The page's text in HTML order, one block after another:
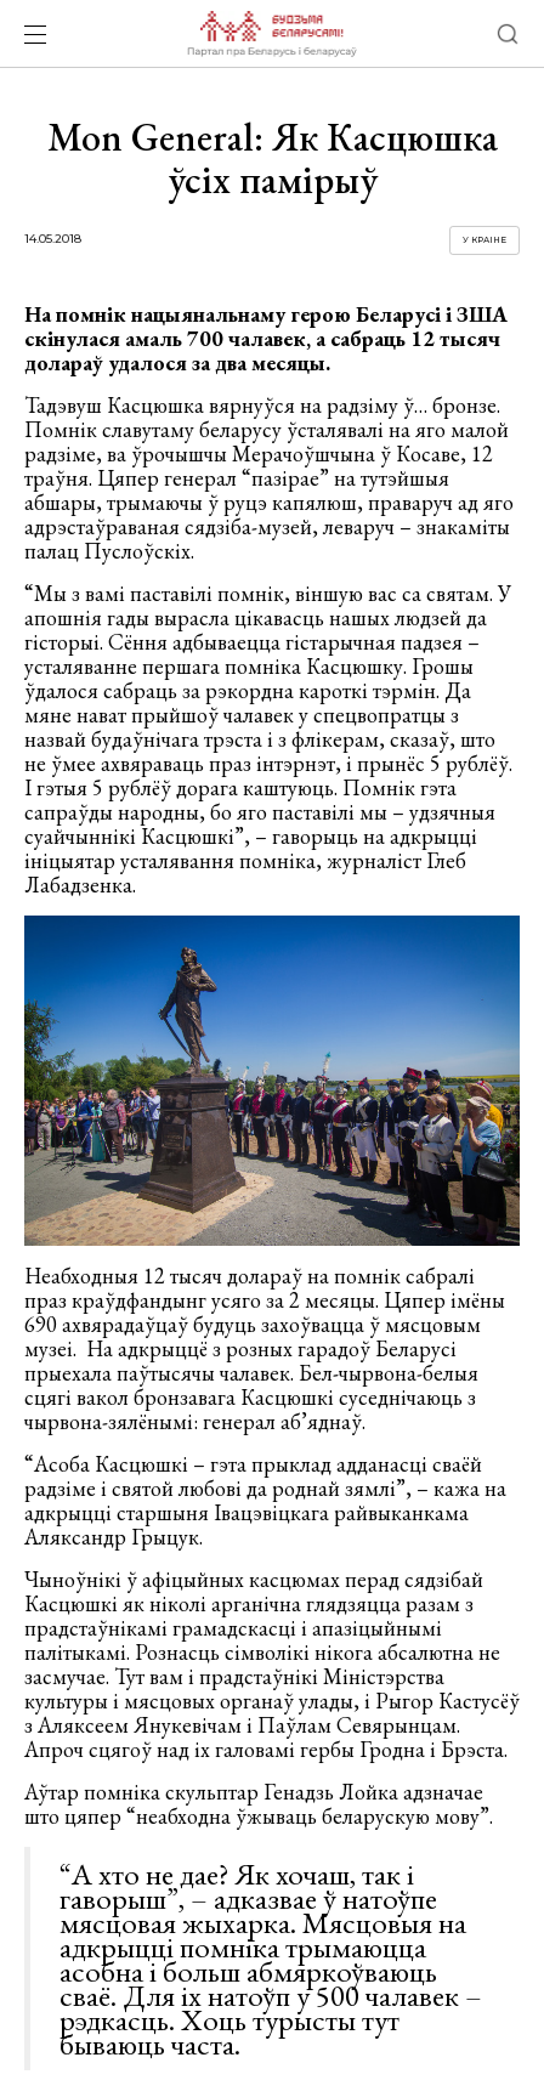
Mon General: Як Касцюшка
ўсіх памірыў
14.05.2018 У КРАІНЕ
На помнік нацыянальнаму герою Беларусі і ЗША
скінулася амаль 700 чалавек, а сабраць 12 тысяч
долараў удалося за два месяцы.
Тадэвуш Касцюшка вярнуўся на радзіму ў… бронзе.
Помнік славутаму беларусу ўсталявалі на яго малой
радзіме, ва ўрочышчы Мерачоўшчына ў Косаве, 12
траўня. Цяпер генерал “пазірае” на тутэйшыя
абшары, трымаючы ў руцэ капялюш, праваруч ад яго
адрэстаўраваная сядзіба-музей, леваруч – знакаміты
палац Пуслоўскіх.
“Мы з вамі паставілі помнік, віншую вас са святам. У
апошнія гады вырасла цікавасць нашых людзей да
гісторыі. Сёння адбываецца гістарычная падзея –
усталяванне першага помніка Касцюшку. Грошы
ўдалося сабраць за рэкордна кароткі тэрмін. Да
мяне нават прыйшоў чалавек у спецвопратцы з
назвай будаўнічага трэста і з флікерам, сказаў, што
не ўмее ахвяраваць праз інтэрнэт, і прынёс 5 рублёў.
І гэтыя 5 рублёў дорага каштуюць. Помнік гэта
сапраўды народны, бо яго паставілі мы – удзячныя
суайчыннікі Касцюшкі”, – гаворыць на адкрыцці
ініцыятар усталявання помніка, журналіст Глеб
Лабадзенка.
Неабходныя 12 тысяч долараў на помнік сабралі
праз краўдфандынг усяго за 2 месяцы. Цяпер імёны
690 ахвярадаўцаў будуць захоўвацца ў мясцовым
музеі. На адкрыццё з розных гарадоў Беларусі
прыехала паўтысячы чалавек. Бел-чырвона-белыя
сцягі вакол бронзавага Касцюшкі суседнічаюць з
чырвона-зялёнымі: генерал аб’яднаў.
“Асоба Касцюшкі – гэта прыклад адданасці сваёй
радзіме і святой любові да роднай зямлі”, – кажа на
адкрыцці старшыня Івацэвіцкага райвыканкама
Аляксандр Грыцук.
Чыноўнікі ў афіцыйных касцюмах перад сядзібай
Касцюшкі як ніколі арганічна глядзяцца разам з
прадстаўнікамі грамадскасці і апазіцыйнымі
палітыкамі. Рознасць сімволікі нікога абсалютна не
засмучае. Тут вам і прадстаўнікі Міністэрства
культуры і мясцовых органаў улады, і Рыгор Кастусёў
з Аляксеем Янукевічам і Паўлам Севярынцам.
Апроч сцягоў над іх галовамі гербы Гродна і Брэста.
Аўтар помніка скульптар Генадзь Лойка адзначае
што цяпер “неабходна ўжываць беларускую мову”.
“А хто не дае? Як хочаш, так і
гаворыш”, – адказвае ў натоўпе
мясцовая жыхарка. Мясцовыя на
адкрыцці помніка трымаюцца
асобна і больш абмяркоўваюць
сваё. Для іх натоўп у 500 чалавек –
рэдкасць. Хоць турысты тут
бываюць часта.